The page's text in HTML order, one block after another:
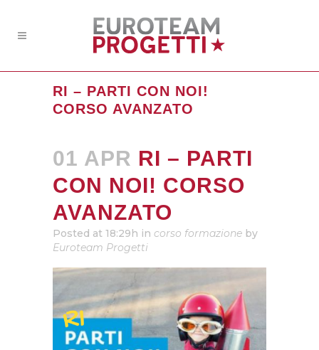
RI – PARTI CON NOI!
CORSO AVANZATO
01 APR RI – PARTI
CON NOI! CORSO
AVANZATO
Posted at 18:29h in corso formazione by
Euroteam Progetti